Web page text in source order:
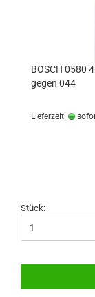
BOSCH 0580
gegen 044
Lieferzeit:
Stück: